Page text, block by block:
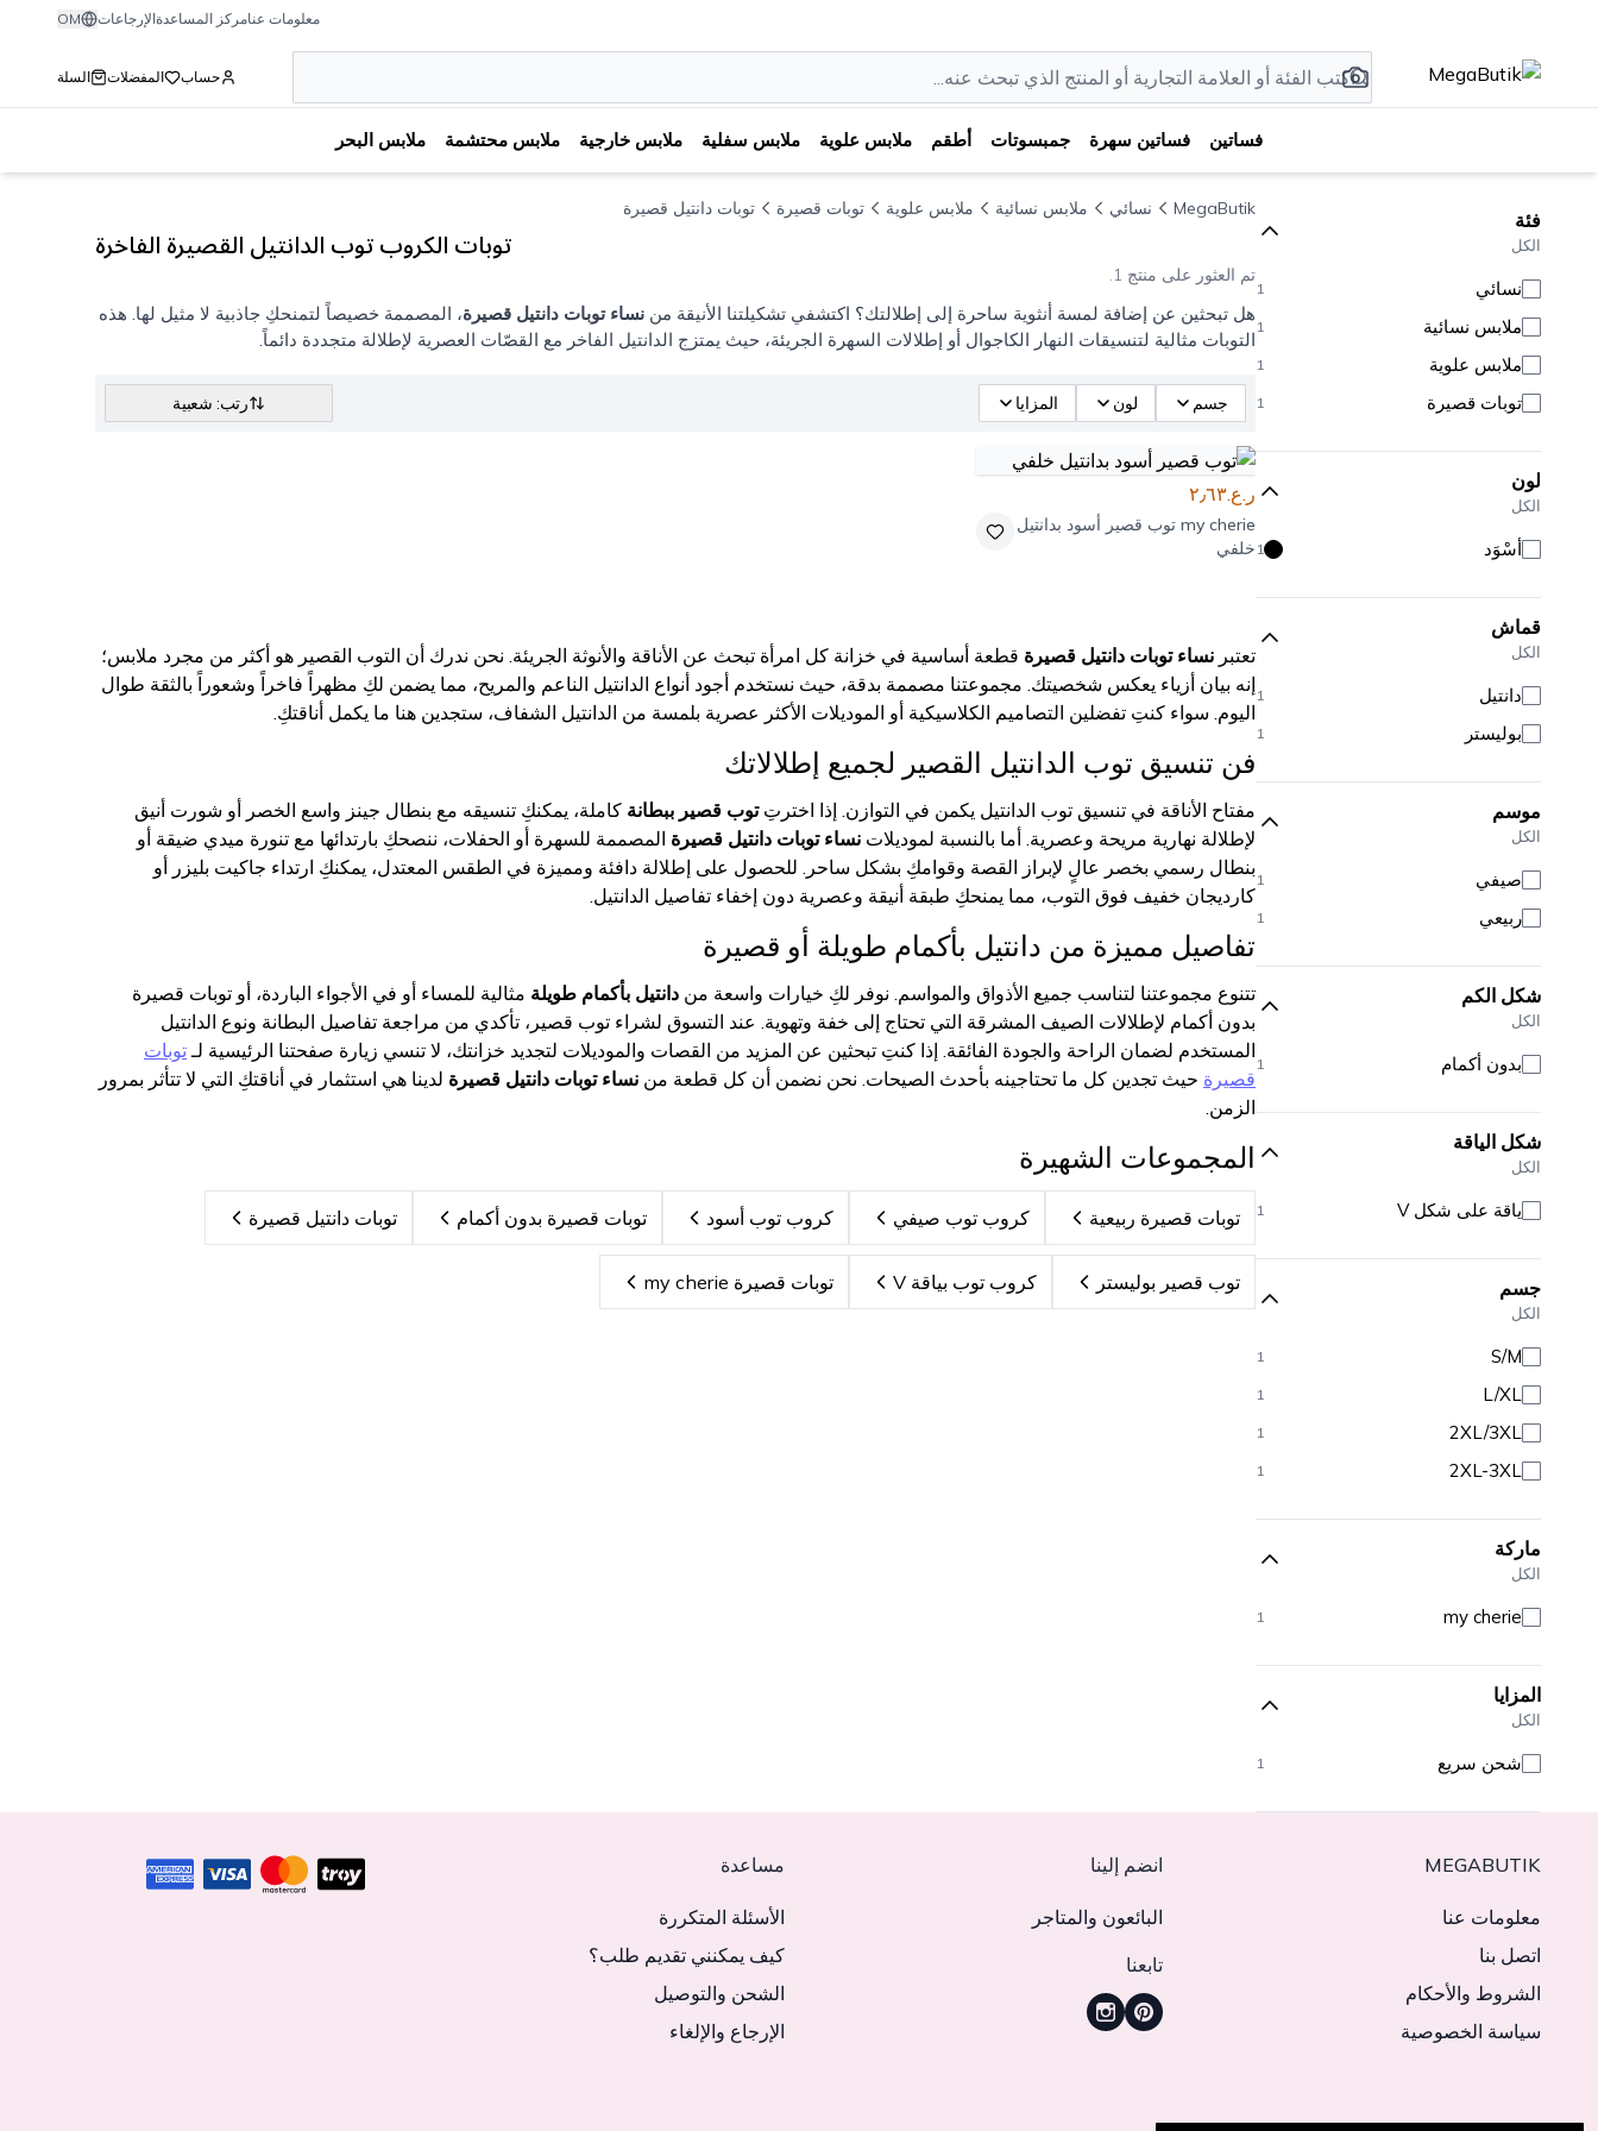
معلومات عنامركز المساعدةالإرجاعات OM
حساب المفضلات السلة
فساتين فساتين سهرة جمبسوتات أطقم ملابس علوية ملابس سفلية ملابس خارجية ملابس محتشمة ملابس البحر
فئة
الكل
نسائي 1
ملابس نسائية 1
ملابس علوية 1
توبات قصيرة 1
لون
الكل
أَسْوَد 1
قماش
الكل
دانتيل 1
بوليستر 1
موسم
الكل
صيفي 1
ربيعي 1
شكل الكم
الكل
بدون أكمام 1
شكل الياقة
الكل
ياقة على شكل V 1
جسم
الكل
S/M
1
L/XL
1
2XL/3XL
1
2XL-3XL
1
ماركة
الكل
my cherie
1
المزايا
الكل
شحن سريع 1
MegaButik نسائي ملابس نسائية ملابس علوية توبات قصيرة توبات دانتيل قصيرة
توبات الكروب توب الدانتيل القصيرة الفاخرة
تم العثور على منتج 1.
هل تبحثين عن إضافة لمسة أنثوية ساحرة إلى إطلالتك؟ اكتشفي تشكيلتنا الأنيقة من نساء توبات دانتيل قصيرة، المصممة خصيصاً لتمنحكِ جاذبية لا مثيل لها. هذه
التوبات مثالية لتنسيقات النهار الكاجوال أو إطلالات السهرة الجريئة، حيث يمتزج الدانتيل الفاخر مع القصّات العصرية لإطلالة متجددة دائماً.
جسم لون المزايا رتب: شعبية
ر.ع.٢٫٦٣
my cherie توب قصير أسود بدانتيل
خلفي
تعتبر نساء توبات دانتيل قصيرة قطعة أساسية في خزانة كل امرأة تبحث عن الأناقة والأنوثة الجريئة. نحن ندرك أن التوب القصير هو أكثر من مجرد ملابس؛
إنه بيان أزياء يعكس شخصيتك. مجموعتنا مصممة بدقة، حيث نستخدم أجود أنواع الدانتيل الناعم والمريح، مما يضمن لكِ مظهراً فاخراً وشعوراً بالثقة طوال
اليوم. سواء كنتِ تفضلين التصاميم الكلاسيكية أو الموديلات الأكثر عصرية بلمسة من الدانتيل الشفاف، ستجدين هنا ما يكمل أناقتكِ.
فن تنسيق توب الدانتيل القصير لجميع إطلالاتك
مفتاح الأناقة في تنسيق توب الدانتيل يكمن في التوازن. إذا اخترتِتوب قصير ببطانة كاملة، يمكنكِ تنسيقه مع بنطال جينز واسع الخصر أو شورت أنيق
لإطلالة نهارية مريحة وعصرية. أما بالنسبة لموديلات نساء توبات دانتيل قصيرة المصممة للسهرة أو الحفلات، ننصحكِ بارتدائها مع تنورة ميدي ضيقة أو
بنطال رسمي بخصر عالٍ لإبراز القصة وقوامكِ بشكل ساحر. للحصول على إطلالة دافئة ومميزة في الطقس المعتدل، يمكنكِ ارتداء جاكيت بليزر أو
كارديجان خفيف فوق التوب، مما يمنحكِ طبقة أنيقة وعصرية دون إخفاء تفاصيل الدانتيل.
تفاصيل مميزة من دانتيل بأكمام طويلة أو قصيرة
تتنوع مجموعتنا لتناسب جميع الأذواق والمواسم. نوفر لكِ خيارات واسعة من دانتيل بأكمام طويلة مثالية للمساء أو في الأجواء الباردة، أو توبات قصيرة
بدون أكمام لإطلالات الصيف المشرقة التي تحتاج إلى خفة وتهوية. عند التسوق لشراء توب قصير، تأكدي من مراجعة تفاصيل البطانة ونوع الدانتيل
المستخدم لضمان الراحة والجودة الفائقة. إذا كنتِ تبحثين عن المزيد من القصات والموديلات لتجديد خزانتك، لا تنسي زيارة صفحتنا الرئيسية لـتوبات
قصيرة حيث تجدين كل ما تحتاجينه بأحدث الصيحات. نحن نضمن أن كل قطعة من نساء توبات دانتيل قصيرة لدينا هي استثمار في أناقتكِ التي لا تتأثر بمرور
الزمن.
المجموعات الشهيرة
توبات قصيرة ربيعية كروب توب صيفي كروب توب أسود توبات قصيرة بدون أكمام توبات دانتيل قصيرة
توب قصير بوليستر كروب توب بياقة V توبات قصيرة my cherie
MEGABUTIK
معلومات عنا
اتصل بنا
الشروط والأحكام
سياسة الخصوصية
انضم إلينا
البائعون والمتاجر
تابعنا
مساعدة
الأسئلة المتكررة
كيف يمكنني تقديم طلب؟
الشحن والتوصيل
الإرجاع والإلغاء